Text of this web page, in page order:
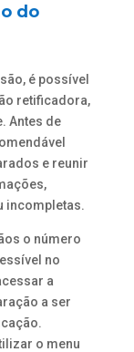
do
é possível
retificadora,
Antes de
e reunir
incompletas.
o número
no
a
a ser
o menu